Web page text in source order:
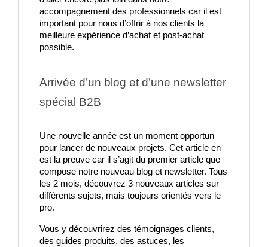
accompagnement des professionnels car il est
important pour nous d’offrir à nos clients la
meilleure expérience d’achat et post-achat
possible.
Arrivée d’un blog et d’une newsletter
spécial B2B
Une nouvelle année est un moment opportun
pour lancer de nouveaux projets. Cet article en
est la preuve car il s’agit du premier article que
compose notre nouveau blog et newsletter. Tous
les 2 mois, découvrez 3 nouveaux articles sur
différents sujets, mais toujours orientés vers le
pro.
Vous y découvrirez des témoignages clients,
des guides produits, des astuces, les